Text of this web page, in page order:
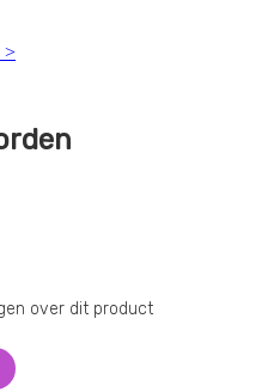
>
over dit product